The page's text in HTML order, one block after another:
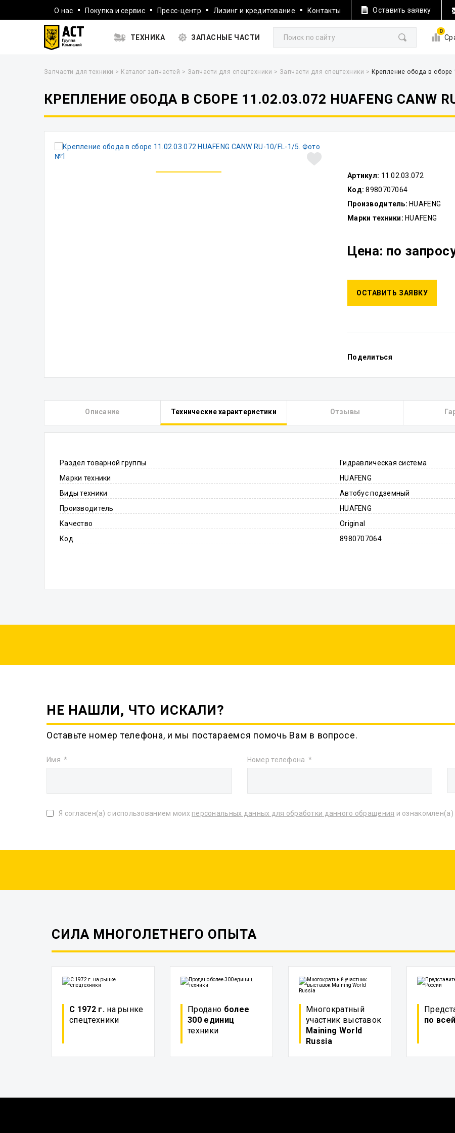
О нас Покупка и сервис Пресс-центр Лизинг и кредитование Контакты Оставить заявку
ТЕХНИКА ЗАПАСНЫЕ ЧАСТИ
0
Запчасти для техники > Каталог запчастей > Запчасти для спецтехники > Запчасти для спецтехники > Крепление обода в сборе
КРЕПЛЕНИЕ ОБОДА В СБОРЕ 11.02.03.072 HUAFENG CANW
Артикул: 11.02.03.072
Код: 8980707064
Производитель: HUAFENG
Марки техники: HUAFENG
Цена: по
ОСТАВИТЬ ЗАЯВКУ
Поделиться
Описание Технические характеристики Отзывы
Раздел товарной группы
Гидравлическая система
Марки техники
HUAFENG
Виды техники
Автобус подземный
Производитель
HUAFENG
Качество
Original
Код
8980707064
НЕ НАШЛИ, ЧТО ИСКАЛИ?
Оставьте номер телефона, и мы постараемся помочь Вам в вопросе.
Имя Номер телефона
Я согласен(а) с использованием моих персональных данных для обработки данного обращения и ознакомлен(а)
СИЛА МНОГОЛЕТНЕГО ОПЫТА
С 1972 г.на рынке
спецтехники
Продано более
300 единиц
техники
Многократный
участник выставок
Maining World
Russia
по